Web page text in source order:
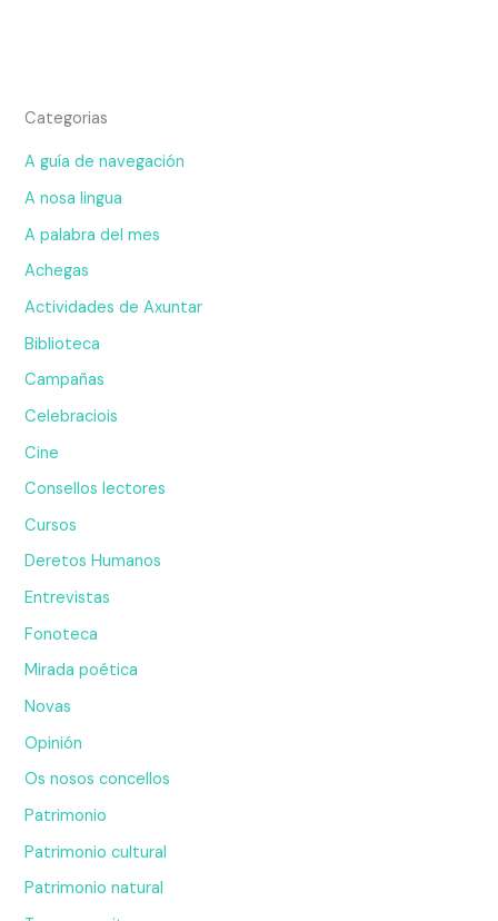
Categorias
A guía de navegación
A nosa lingua
A palabra del mes
Achegas
Actividades de Axuntar
Biblioteca
Campañas
Celebraciois
Cine
Consellos lectores
Cursos
Deretos Humanos
Entrevistas
Fonoteca
Mirada poética
Novas
Opinión
Os nosos concellos
Patrimonio
Patrimonio cultural
Patrimonio natural